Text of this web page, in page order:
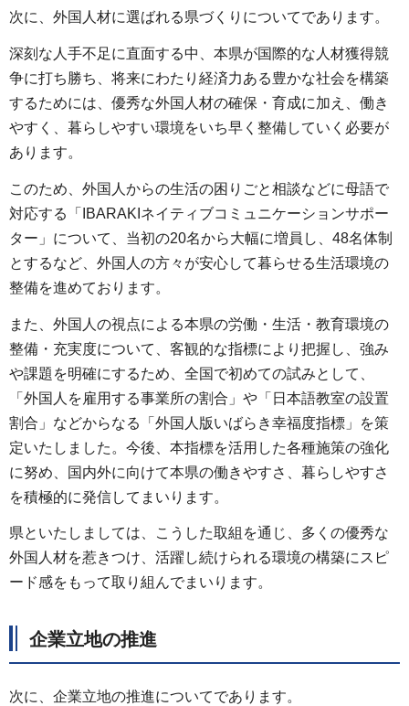
次に、外国人材に選ばれる県づくりについてであります。
深刻な人手不足に直面する中、本県が国際的な人材獲得競
争に打ち勝ち、将来にわたり経済力ある豊かな社会を構築
するためには、優秀な外国人材の確保・育成に加え、働き
やすく、暮らしやすい環境をいち早く整備していく必要が
あります。
このため、外国人からの生活の困りごと相談などに母語で
対応する「IBARAKIネイティブコミュニケーションサポー
ター」について、当初の20名から大幅に増員し、48名体制
とするなど、外国人の方々が安心して暮らせる生活環境の
整備を進めております。
また、外国人の視点による本県の労働・生活・教育環境の
整備・充実度について、客観的な指標により把握し、強み
や課題を明確にするため、全国で初めての試みとして、
「外国人を雇用する事業所の割合」や「日本語教室の設置
割合」などからなる「外国人版いばらき幸福度指標」を策
定いたしました。今後、本指標を活用した各種施策の強化
に努め、国内外に向けて本県の働きやすさ、暮らしやすさ
を積極的に発信してまいります。
県といたしましては、こうした取組を通じ、多くの優秀な
外国人材を惹きつけ、活躍し続けられる環境の構築にスピ
ード感をもって取り組んでまいります。
企業立地の推進
次に、企業立地の推進についてであります。